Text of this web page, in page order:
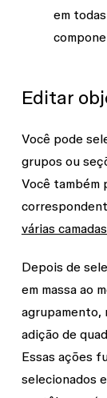
em
Editar
Você pode
grupos ou
Você também
várias
Depois de
em massa ao
agrupamento,
adição de
Essas ações
selecionados